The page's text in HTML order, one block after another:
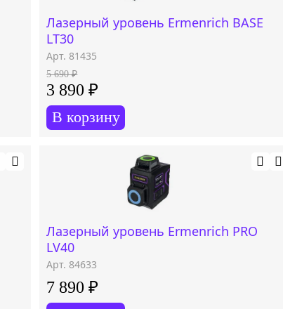
Лазерный уровень Ermenrich BASE
LT30
Арт. 81435
3 890 ₽
5 690 ₽
В корзину
Лазерный уровень Ermenrich PRO
LV40
Арт. 84633
7 890 ₽